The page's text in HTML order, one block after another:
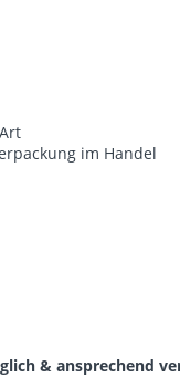
im Handel
& ansprechend